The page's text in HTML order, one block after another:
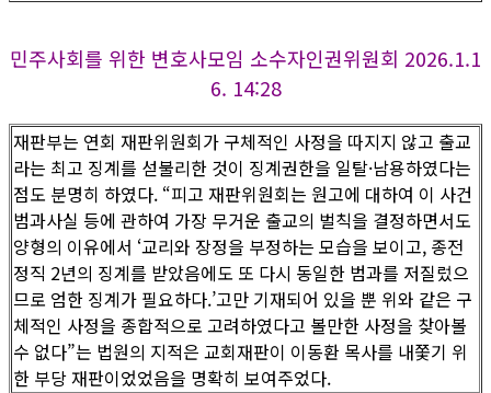
민주사회를 위한 변호사모임 소수자인권위원회 2026.1.1
6. 14:28
재판부는 연회 재판위원회가 구체적인 사정을 따지지 않고 출교
라는 최고 징계를 섣불리한 것이 징계권한을 일탈·남용하였다는
점도 분명히 하였다. “피고 재판위원회는 원고에 대하여 이 사건
범과사실 등에 관하여 가장 무거운 출교의 벌칙을 결정하면서도
양형의 이유에서 ‘교리와 장정을 부정하는 모습을 보이고, 종전
정직 2년의 징계를 받았음에도 또 다시 동일한 범과를 저질렀으
므로 엄한 징계가 필요하다.’고만 기재되어 있을 뿐 위와 같은 구
체적인 사정을 종합적으로 고려하였다고 볼만한 사정을 찾아볼
수 없다”는 법원의 지적은 교회재판이 이동환 목사를 내쫓기 위
한 부당 재판이었었음을 명확히 보여주었다.